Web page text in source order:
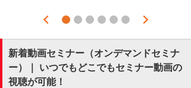
Prev
1 2 3 4 5 6
Next
新着動画セミナー（オンデマンドセミナ
ー）｜ いつでもどこでもセミナー動画の
視聴が可能！